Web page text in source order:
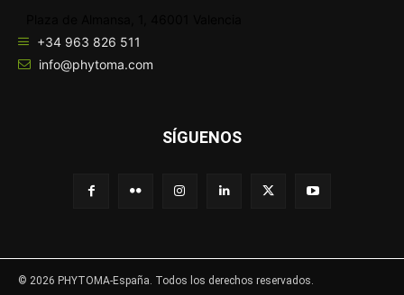
+34 963 826 511
info@phytoma.com
SÍGUENOS
© 2026 PHYTOMA-España. Todos los derechos reservados.